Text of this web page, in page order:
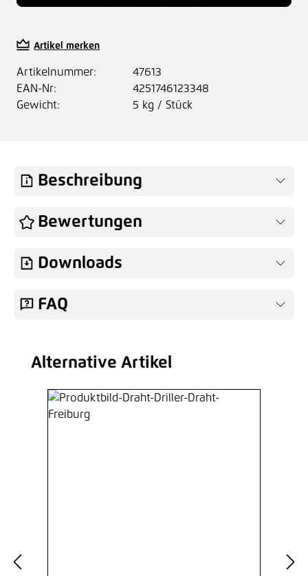
Artikel merken
Artikelnummer:
47613
EAN-Nr:
4251746123348
Gewicht:
5 kg / Stück
Beschreibung
Bewertungen
Downloads
FAQ
Produktgalerie überspringen
Alternative Artikel